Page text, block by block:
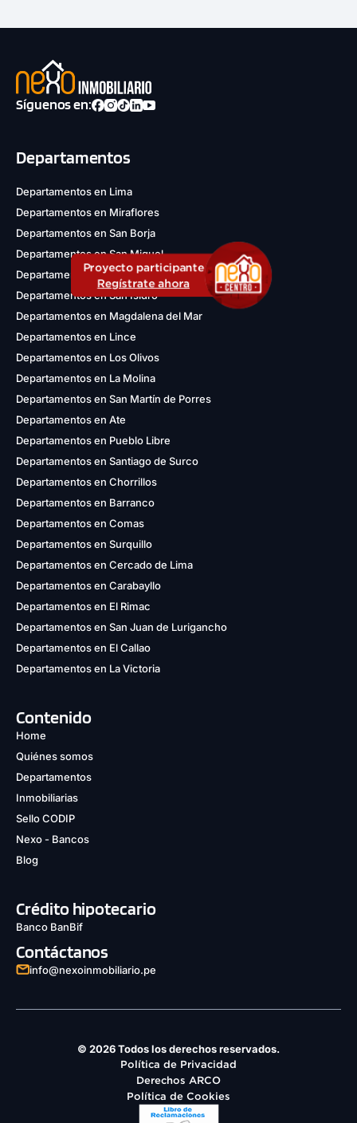
Proyecto participante
Regístrate ahora
Síguenos en:
Departamentos
Departamentos en Lima
Departamentos en Miraflores
Departamentos en San Borja
Departamentos en San Miguel
Departamentos en Jesús María
Departamentos en San Isidro
Departamentos en Magdalena del Mar
Departamentos en Lince
Departamentos en Los Olivos
Departamentos en La Molina
Departamentos en San Martín de Porres
Departamentos en Ate
Departamentos en Pueblo Libre
Departamentos en Santiago de Surco
Departamentos en Chorrillos
Departamentos en Barranco
Departamentos en Comas
Departamentos en Surquillo
Departamentos en Cercado de Lima
Departamentos en Carabayllo
Departamentos en El Rimac
Departamentos en San Juan de Lurigancho
Departamentos en El Callao
Departamentos en La Victoria
Contenido
Home
Quiénes somos
Departamentos
Inmobiliarias
Sello CODIP
Nexo - Bancos
Blog
Crédito hipotecario
Banco BanBif
Contáctanos
info@nexoinmobiliario.pe
© 2026 Todos los derechos reservados.
Política de Privacidad
Derechos ARCO
Política de Cookies